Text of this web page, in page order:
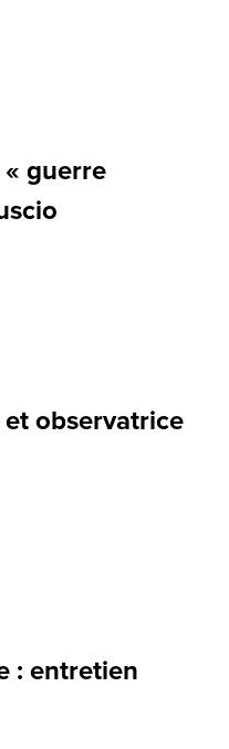
guerre
observatrice
: entretien